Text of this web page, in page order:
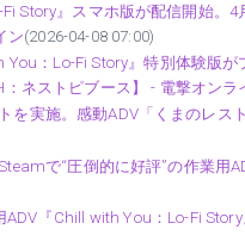
Story』スマホ版が配信開始。
ン(2026-04-08 07:00)
You：Lo-Fi Story』特別体験版
ネストピブース】 - 電撃オンラ
を実施。感動ADV「くまのレス
で“圧倒的に好評”の作業用
『Chill with You：Lo-Fi